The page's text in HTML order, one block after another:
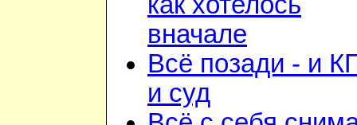
вначале
Всё позади - и
и суд